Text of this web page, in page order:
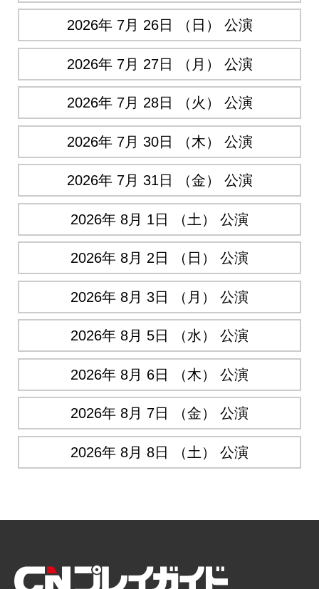
2026年 7月 26日 （日） 公演
2026年 7月 27日 （月） 公演
2026年 7月 28日 （火） 公演
2026年 7月 30日 （木） 公演
2026年 7月 31日 （金） 公演
2026年 8月 1日 （土） 公演
2026年 8月 2日 （日） 公演
2026年 8月 3日 （月） 公演
2026年 8月 5日 （水） 公演
2026年 8月 6日 （木） 公演
2026年 8月 7日 （金） 公演
2026年 8月 8日 （土） 公演